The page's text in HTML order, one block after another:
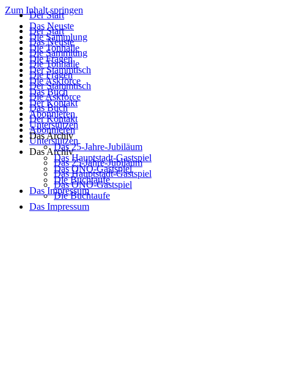
Zum Inhalt springen
Der Start
Das Neuste
Die Sammlung
Die Tonhalle
Die Fragen
Der Stammtisch
Die Askforce
Das Buch
Der Kontakt
Abonnieren
Unterstützen
Das Archiv
Das 25-Jahre-Jubiläum
Das Hauptstadt-Gastspiel
Das ONO-Gastspiel
Die Buchtaufe
Das Impressum
Der Start
Das Neuste
Die Sammlung
Die Tonhalle
Die Fragen
Der Stammtisch
Die Askforce
Das Buch
Der Kontakt
Abonnieren
Unterstützen
Das Archiv
Das 25-Jahre-Jubiläum
Das Hauptstadt-Gastspiel
Das ONO-Gastspiel
Die Buchtaufe
Das Impressum